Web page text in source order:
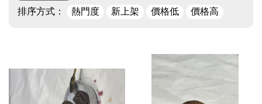
排序方式：
熱門度 新上架 價格低 價格高